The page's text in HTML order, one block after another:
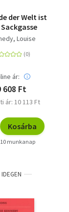
der Welt ist
Louise
ár:
608 Ft
ár: 10 113 Ft
Kosárba
10 munkanap
IDEGEN